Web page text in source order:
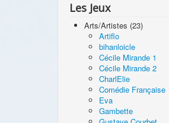
Les Jeux
Arts/Artistes (23)
Artiflo
bihanloicle
Cécile Mirande 1
Cécile Mirande 2
CharlElie
Comédie Française
Eva
Gambette